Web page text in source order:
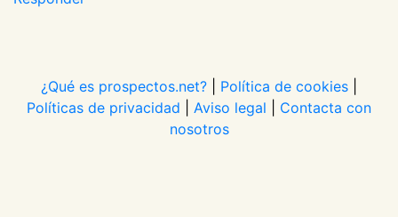
¿Qué es prospectos.net? Política de cookies
Políticas de privacidad
Aviso legal
Contacta con
nosotros